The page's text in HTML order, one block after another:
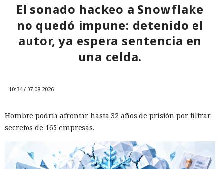
El sonado hackeo a Snowflake
no quedó impune: detenido el
autor, ya espera sentencia en
una celda.
10:34 / 07.08.2026
Hombre podría afrontar hasta 32 años de prisión por filtrar
secretos de 165 empresas.